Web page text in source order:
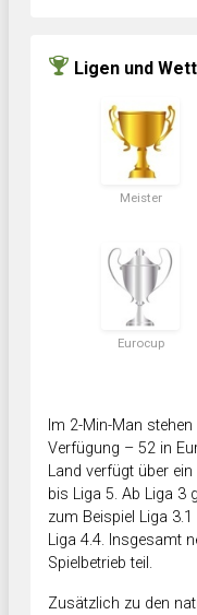
Ligen und
Meister
Eurocup
Im 2-Min-Man
Verfügung – 52 in
Land verfügt über
bis Liga 5. Ab Liga 3
zum Beispiel Liga
Liga 4.4. Insgesamt
Spielbetrieb teil.
Zusätzlich zu den